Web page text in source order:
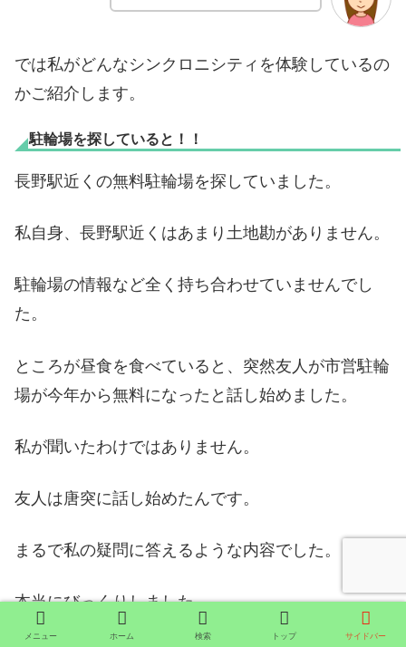
では私がどんなシンクロニシティを体験しているの
かご紹介します。
駐輪場を探していると！！
長野駅近くの無料駐輪場を探していました。
私自身、長野駅近くはあまり土地勘がありません。
駐輪場の情報など全く持ち合わせていませんでし
た。
ところが昼食を食べていると、突然友人が市営駐輪
場が今年から無料になったと話し始めました。
私が聞いたわけではありません。
友人は唐突に話し始めたんです。
まるで私の疑問に答えるような内容でした。
本当にびっくりしました。
メニュー ホーム 検索 トップ サイドバー